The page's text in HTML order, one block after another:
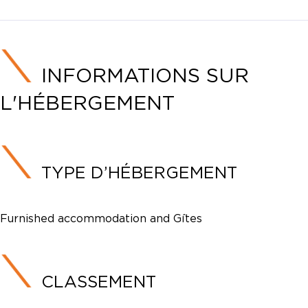
INFORMATIONS SUR
L'HÉBERGEMENT
TYPE D’HÉBERGEMENT
Furnished accommodation and Gîtes
CLASSEMENT